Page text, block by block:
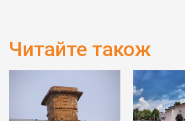
Читайте також